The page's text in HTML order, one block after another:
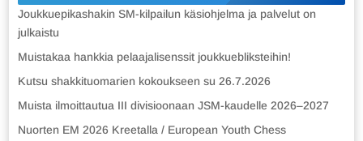
Joukkuepikashakin SM-kilpailun käsiohjelma ja palvelut on
julkaistu
Muistakaa hankkia pelaajalisenssit joukkuebliksteihin!
Kutsu shakkituomarien kokoukseen su 26.7.2026
Muista ilmoittautua III divisioonaan JSM-kaudelle 2026–2027
Nuorten EM 2026 Kreetalla / European Youth Chess